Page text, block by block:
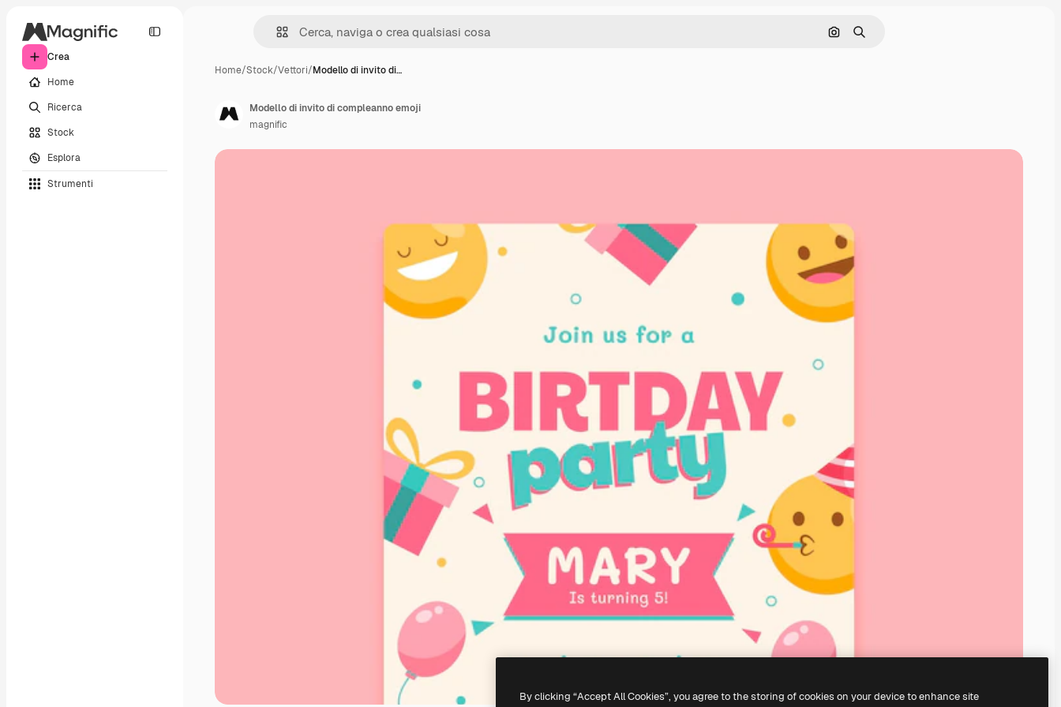
Crea
Home
Ricerca
Stock
Esplora
Strumenti
Cerca per immagine
Ricerca
Home/Stock/Vettori/Modello di invito di…
Modello di invito di compleanno emoji
magnific
By clicking “Accept All Cookies”, you agree to the storing of cookies on your device to enhance site